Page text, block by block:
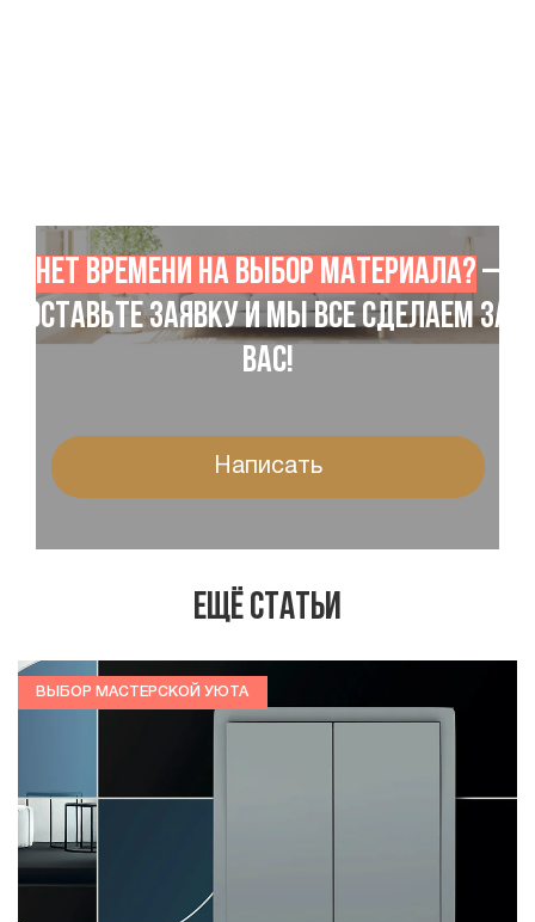
Нет времени на выбор материала?–
Оставьте заявку и мы все сделаем за
Вас!
Написать
Ещё статьи
ВЫБОР МАСТЕРСКОЙ УЮТА